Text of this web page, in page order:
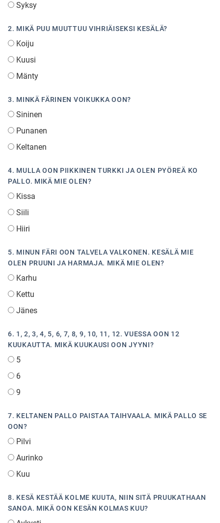
Kelderash (Romska)
Syksy
2. MIKÄ PUU MUUTTUU VIHRIÄISEKSI KESÄLÄ?
Koiju
Kuusi
Mänty
3. MINKÄ FÄRINEN VOIKUKKA OON?
Sininen
Punanen
Keltanen
4. MULLA OON PIIKKINEN TURKKI JA OLEN PYÖREÄ KO
PALLO. MIKÄ MIE OLEN?
Kissa
Siili
Hiiri
5. MINUN FÄRI OON TALVELA VALKONEN. KESÄLÄ MIE
OLEN PRUUNI JA HARMAJA. MIKÄ MIE OLEN?
Karhu
Kettu
Jänes
6. 1, 2, 3, 4, 5, 6, 7, 8, 9, 10, 11, 12. VUESSA OON 12
KUUKAUTTA. MIKÄ KUUKAUSI OON JYYNI?
5
6
9
7. KELTANEN PALLO PAISTAA TAIHVAALA. MIKÄ PALLO SE
OON?
Pilvi
Aurinko
Kuu
8. KESÄ KESTÄÄ KOLME KUUTA, NIIN SITÄ PRUUKATHAAN
SANOA. MIKÄ OON KESÄN KOLMAS KUU?